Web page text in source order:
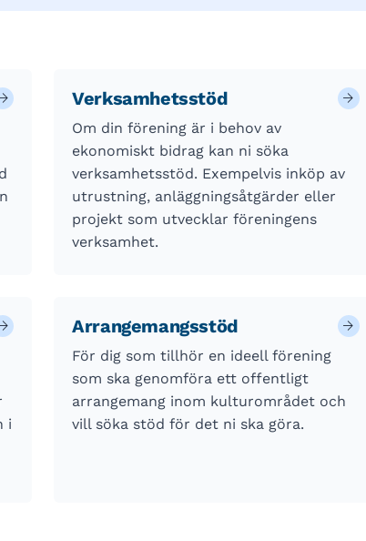
Verksamhetsstöd
Om din förening är i behov av
ekonomiskt bidrag kan ni söka
verksamhetsstöd. Exempelvis inköp av
utrustning, anläggningsåtgärder eller
projekt som utvecklar föreningens
verksamhet.
i
Arrangemangsstöd
För dig som tillhör en ideell förening
som ska genomföra ett offentligt
arrangemang inom kulturområdet och
vill söka stöd för det ni ska göra.